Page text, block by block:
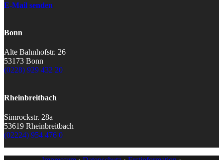
E-Mail senden
Bonn
Alte Bahnhofstr. 26
53173 Bonn
(0228) 929 432 20
Rheinbreitbach
Simrockstr. 28a
53619 Rheinbreitbach
(02224) 954 476 0